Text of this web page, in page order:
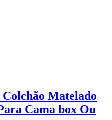
Matelado
Cama box Ou